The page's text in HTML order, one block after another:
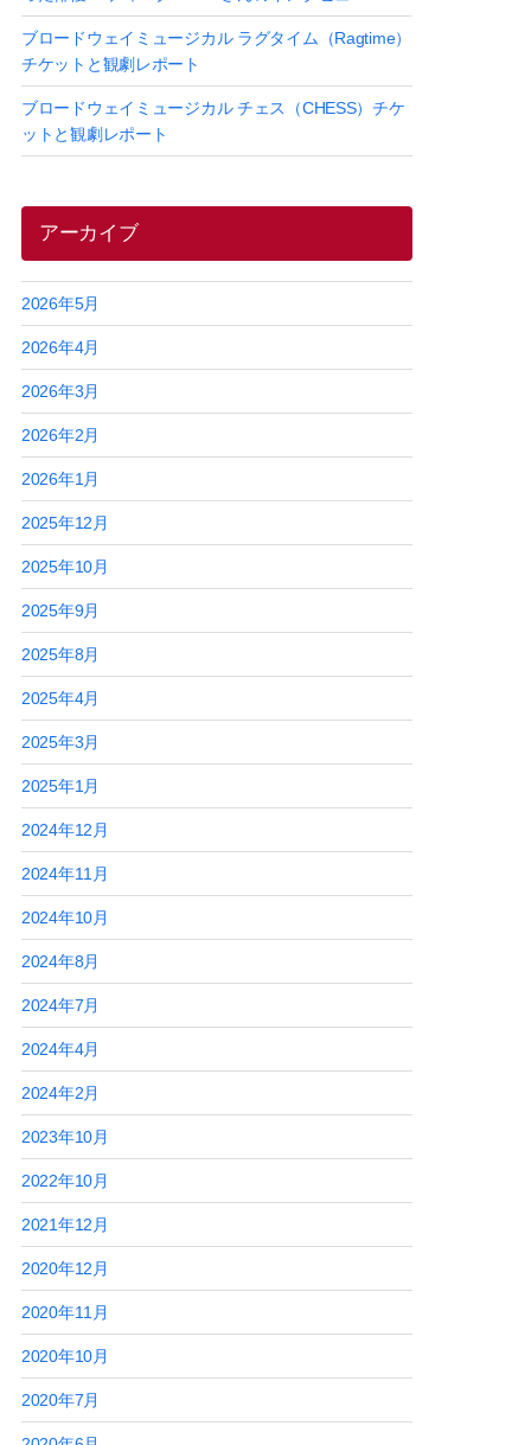
ブロードウェイミュージカル ラグタイム（Ragtime）
チケットと観劇レポート
ブロードウェイミュージカル チェス（CHESS）チケ
ットと観劇レポート
アーカイブ
2026年5月
2026年4月
2026年3月
2026年2月
2026年1月
2025年12月
2025年10月
2025年9月
2025年8月
2025年4月
2025年3月
2025年1月
2024年12月
2024年11月
2024年10月
2024年8月
2024年7月
2024年4月
2024年2月
2023年10月
2022年10月
2021年12月
2020年12月
2020年11月
2020年10月
2020年7月